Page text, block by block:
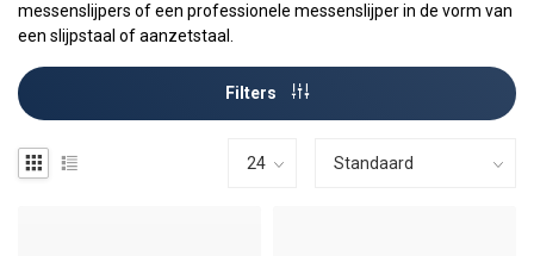
messenslijpers of een professionele messenslijper in de vorm van
een slijpstaal of aanzetstaal.
Filters